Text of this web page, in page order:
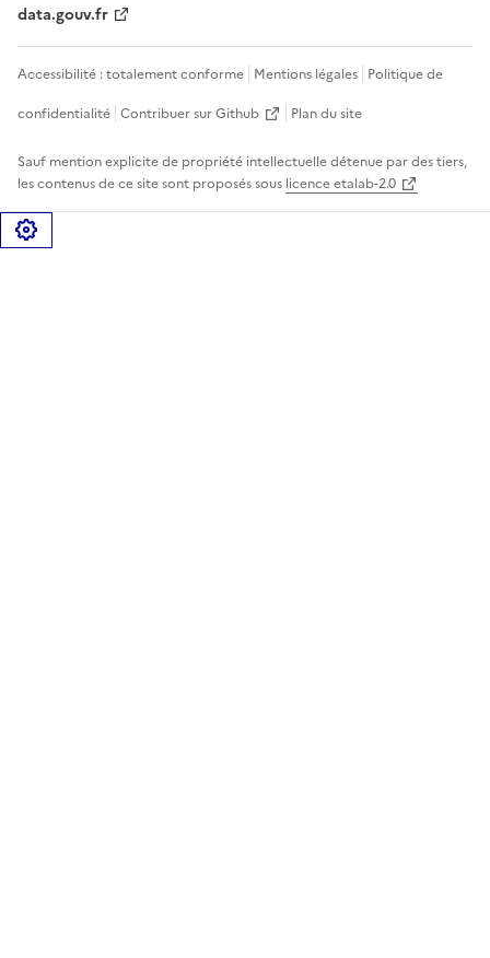
data.gouv.fr
Accessibilité : totalement conforme Mentions légales Politique de
confidentialité Contribuer sur Github Plan du site
Sauf mention explicite de propriété intellectuelle détenue par des tiers,
les contenus de ce site sont proposés sous licence etalab-2.0
Gérer les cookies